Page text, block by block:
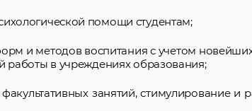
помощи студентам;
и методов воспитания с учетом
работы в учреждениях образования;
занятий, стимулирование и